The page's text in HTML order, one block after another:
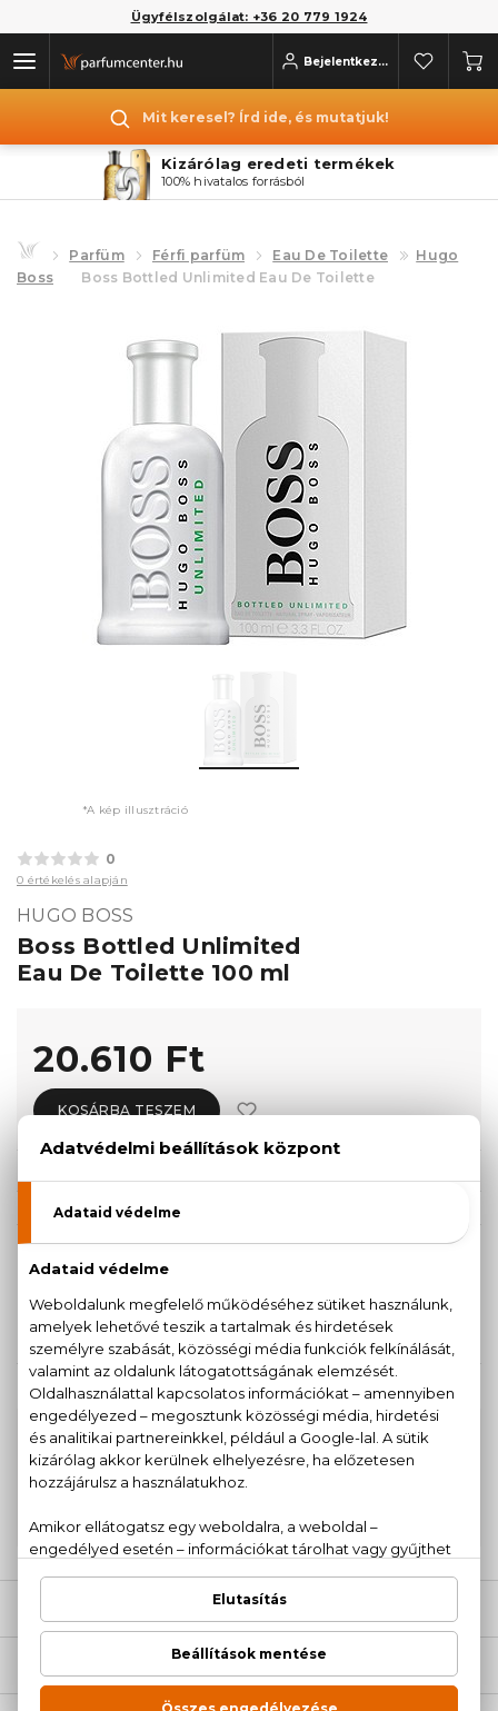
Ügyfélszolgálat: +36 20 779 1924
Bejelentkezés
Mit keresel? Írd ide, és mutatjuk!
Kizárólag eredeti termékek
100% hivatalos forrásból
Parfüm Férfi parfüm Eau De Toilette
Hugo
Boss
Boss Bottled Unlimited Eau De Toilette
*A kép illusztráció
0
0 értékelés alapján
HUGO BOSS
Boss Bottled Unlimited
Eau De Toilette 100 ml
20.610 Ft
KOSÁRBA TESZEM
KAPCSOLÓDÓ TERMÉKEK
100% eredeti termékek,14 napos visszaküldési
garanciával
Kérdésed van, elakadtál? Hívd ügyfélszolgálatunkat: